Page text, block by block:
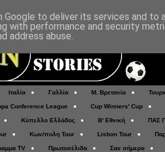
Ιταλία Γαλλία Μ. Βρετανία
Conference League Cup Winners' Cup
Κύπελλο Ελλάδος Β' Εθνική ΠΑΣ
Κων/πολη Tour Lisbon Tour
TV Πρωτοσέλιδα Σαν σήμερα
to deliver its services and to
with performance and security
address abuse.